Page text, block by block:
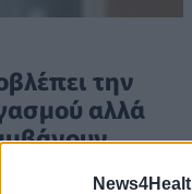
την
αλλά